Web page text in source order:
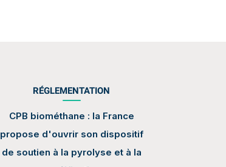
RÉGLEMENTATION
CPB biométhane : la France
propose d'ouvrir son dispositif
de soutien à la pyrolyse et à la